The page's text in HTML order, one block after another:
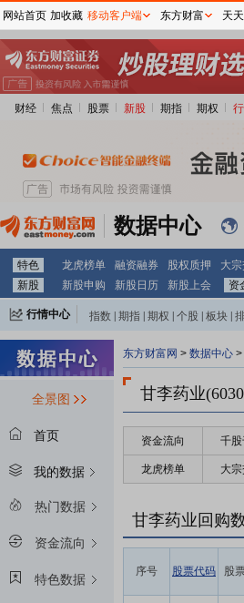
财经 焦点 股票 新股 期指 期权
数据中心
特色 龙虎榜单 融资融券 股权质押 大
新股
新股申购 新股日历 新股上会 资
行情中心 指数 期指 期权 个股 板块
全景图
首页
我的数据
热门数据
资金流向
特色数据
东方财富网 > 数据中心 >
甘李药业
资金流向 千
龙虎榜单 大
甘李药业回购
序号 股票代码 股
网站首页 加收藏 移动客户端 东方财富 天